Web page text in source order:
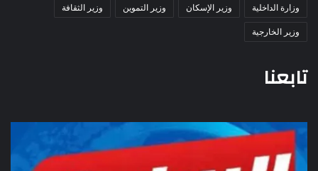
وزارة الداخلية
وزير الإسكان وزير التموين
وزير الثقافة
وزير الخارجية
تابعنا